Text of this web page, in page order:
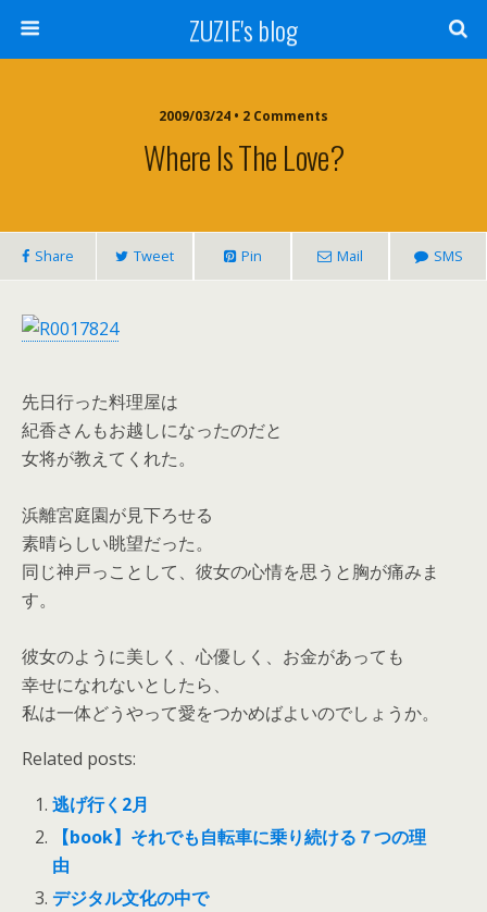
ZUZIE's blog
2009/03/24 • 2 Comments
Where Is The Love?
Share Tweet Pin Mail SMS
先日行った料理屋は
紀香さんもお越しになったのだと
女将が教えてくれた。
浜離宮庭園が見下ろせる
素晴らしい眺望だった。
同じ神戸っことして、彼女の心情を思うと胸が痛みま
す。
彼女のように美しく、心優しく、お金があっても
幸せになれないとしたら、
私は一体どうやって愛をつかめばよいのでしょうか。
Related posts:
逃げ行く2月
【book】それでも自転車に乗り続ける７つの理
由
デジタル文化の中で